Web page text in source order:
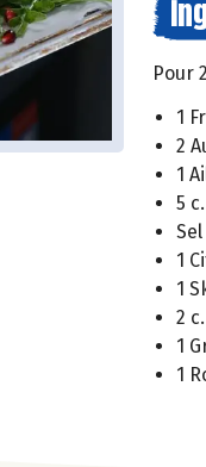
Pour
1
2
1
5
Sel
1
1
2
1
1